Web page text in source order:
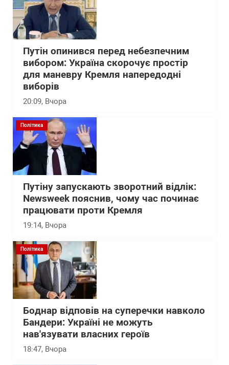
Путін опинився перед небезпечним
вибором: Україна скорочує простір
для маневру Кремля напередодні
виборів
20:09, Вчора
Політика
Путіну запускають зворотний відлік:
Newsweek пояснив, чому час починає
працювати проти Кремля
19:14, Вчора
Політика
Боднар відповів на суперечки навколо
Бандери: Україні не можуть
нав'язувати власних героїв
18:47, Вчора